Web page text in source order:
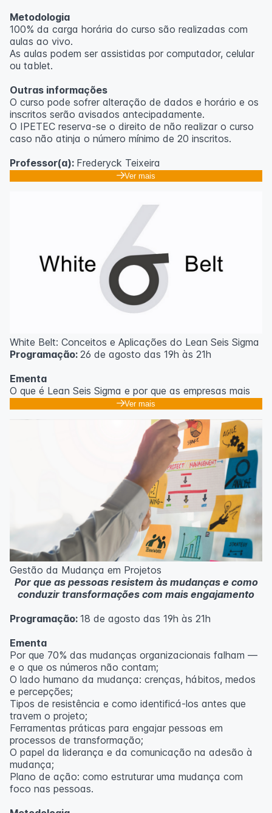
Metodologia
100% da carga horária do curso são realizadas com
aulas ao vivo.
As aulas podem ser assistidas por computador, celular
ou tablet.
Outras informações
O curso pode sofrer alteração de dados e horário e os
inscritos serão avisados ​​antecipadamente.
O IPETEC reserva-se o direito de não realizar o curso
caso não atinja o número mínimo de 20 inscritos.
Professor(a): Frederyck Teixeira
Ver mais
White Belt: Conceitos e Aplicações do Lean Seis Sigma
Programação: 26 de agosto das 19h às 21h
Ementa
O que é Lean Seis Sigma e por que as empresas mais
eficientes do mundo usam;
Introdução ao DMAIC: o roteiro para resolver
Ferramentas essenciais: 5 Porquês, Ishikawa e voz do
Casos práticos de melhoria em processos
administrativos e operacionais;
Próximos passos na jornada Lean Seis Sigma: do White
Metodologia
100% da carga horária do curso são realizadas com
aulas ao vivo.
As aulas podem ser assistidas por computador, celular
ou tablet.
Outras informações
inscritos serão avisados ​​antecipadamente.
O IPETEC reserva-se o direito de não realizar o curso
caso não atinja o número mínimo de 20 inscritos.
Professor(a):
Ver mais
Gestão da Mudança em Projetos
Por que as pessoas resistem às mudanças e como
conduzir transformações com mais engajamento
Programação: 18 de agosto das 19h às 21h
Ementa
Por que 70% das mudanças organizacionais falham —
e o que os números não contam;
O lado humano da mudança: crenças, hábitos, medos
e percepções;
Tipos de resistência e como identificá-los antes que
travem o projeto;
Ferramentas práticas para engajar pessoas em
processos de transformação;
O papel da liderança e da comunicação na adesão à
mudança;
Plano de ação: como estruturar uma mudança com
foco nas pessoas.